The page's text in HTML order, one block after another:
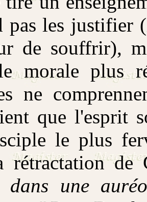
pas les justifier
de souffrir),
morale plus
ne
que l'esprit
le plus
rétractation de
dans une